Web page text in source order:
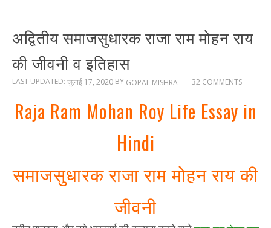
अद्वितीय समाजसुधारक राजा राम मोहन राय
की जीवनी व इतिहास
LAST UPDATED: जुलाई 17, 2020 BY GOPAL MISHRA 32 COMMENTS
Raja Ram Mohan Roy Life Essay in
Hindi
समाजसुधारक राजा राम मोहन राय की
जीवनी